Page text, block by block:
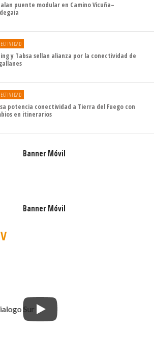
puente modular en Camino Vicuña–
y Tabsa sellan alianza por la conectividad de
potencia conectividad a Tierra del Fuego con
en itinerarios